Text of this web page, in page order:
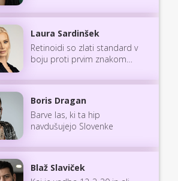
Laura Sardinšek
Retinoidi so zlati standard v
boju proti prvim znakom
Boris Dragan
Barve las, ki ta hip
navdušujejo Slovenke
Blaž Slaviček